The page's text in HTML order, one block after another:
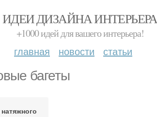
ИДЕИ ДИЗАЙНА ИНТЕРЬЕРА
+1000 идей для вашего интерьера!
главная новости статьи
багеты